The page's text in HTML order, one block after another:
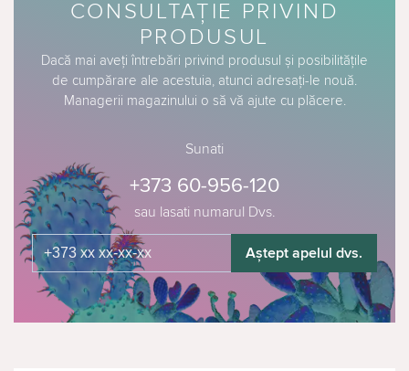
CONSULTAȚIE PRIVIND
PRODUSUL
Dacă mai aveți întrebări privind produsul și posibilitățile
de cumpărare ale acestuia, atunci adresați-le nouă.
Managerii magazinului o să vă ajute cu plăcere.
Sunati
sau lasati numarul Dvs.
+373 60-956-120
Aștept apelul dvs.